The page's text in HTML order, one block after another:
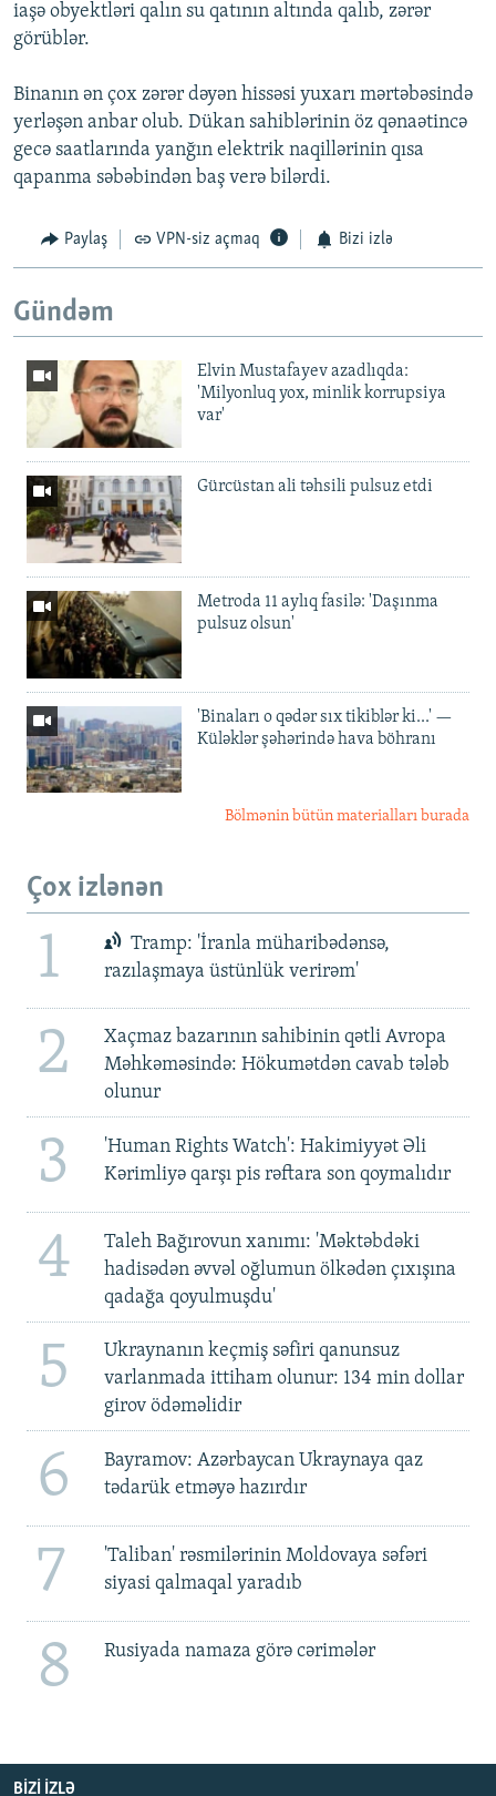
iaşə obyektləri qalın su qatının altında qalıb, zərər
görüblər.
Binanın ən çox zərər dəyən hissəsi yuxarı mərtəbəsində
yerləşən anbar olub. Dükan sahiblərinin öz qənaətincə
gecə saatlarında yanğın elektrik naqillərinin qısa
qapanma səbəbindən baş verə bilərdi.
Paylaş VPN-siz açmaq Bizi izlə
Gündəm
Elvin Mustafayev azadlıqda:
'Milyonluq yox, minlik korrupsiya
var'
Gürcüstan ali təhsili pulsuz etdi
Metroda 11 aylıq fasilə: 'Daşınma
pulsuz olsun'
'Binaları o qədər sıx tikiblər ki...' —
Küləklər şəhərində hava böhranı
Bölmənin bütün materialları burada
Çox izlənən
1
Tramp: 'İranla müharibədənsə,
razılaşmaya üstünlük verirəm'
2
Xaçmaz bazarının sahibinin qətli Avropa
Məhkəməsində: Hökumətdən cavab tələb
olunur
3
'Human Rights Watch': Hakimiyyət Əli
Kərimliyə qarşı pis rəftara son qoymalıdır
4
Taleh Bağırovun xanımı: 'Məktəbdəki
hadisədən əvvəl oğlumun ölkədən çıxışına
qadağa qoyulmuşdu'
5
Ukraynanın keçmiş səfiri qanunsuz
varlanmada ittiham olunur: 134 min dollar
girov ödəməlidir
6
Bayramov: Azərbaycan Ukraynaya qaz
tədarük etməyə hazırdır
7
'Taliban' rəsmilərinin Moldovaya səfəri
siyasi qalmaqal yaradıb
8 Rusiyada namaza görə cərimələr
BIZI IZLƏ